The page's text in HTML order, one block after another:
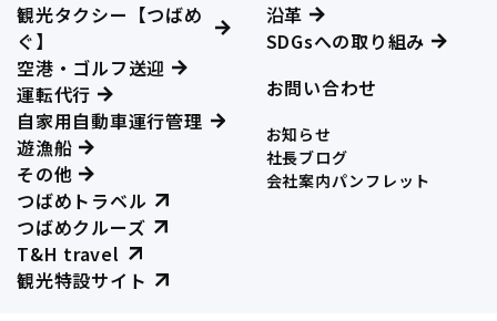
観光タクシー【つばめ
ぐ】
空港・ゴルフ送迎
運転代行
自家用自動車運行管理
遊漁船
その他
つばめトラベル
つばめクルーズ
T&H travel
観光特設サイト
沿革
SDGsへの取り組み
お問い合わせ
お知らせ
社長ブログ
会社案内パンフレット